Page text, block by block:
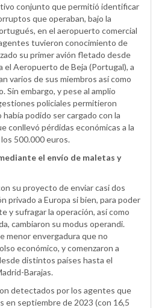
conjunto que permitió identificar
que operaban, bajo la
en el aeropuerto comercial
tuvieron conocimiento de
su primer avión fletado desde
el Aeropuerto de Beja (Portugal), a
varios de sus miembros así como
embargo, y pese al amplio
policiales permitieron
podido ser cargado con la
conllevó pérdidas económicas a la
500.000 euros.
el envío de maletas y
su proyecto de enviar casi dos
privado a Europa si bien, para poder
y sufragar la operación, así como
cambiaron su modus operandi.
menor envergadura que no
económico, y comenzaron a
distintos países hasta el
Barajas.
detectados por los agentes que
septiembre de 2023 (con 16,5